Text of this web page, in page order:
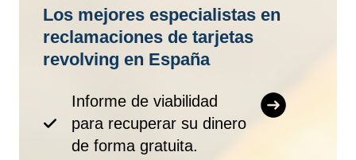
Los mejores especialistas en
reclamaciones de tarjetas
revolving en España
Informe de viabilidad
para recuperar su dinero
de forma gratuita.